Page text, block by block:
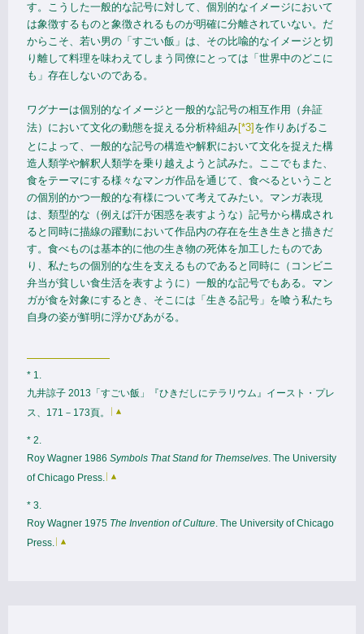
す。こうした一般的な記号に対して、個別的なイメージにおいて
は象徴するものと象徴されるものが明確に分離されていない。だ
からこそ、若い男の「すごい飯」は、その比喩的なイメージと切
り離して料理を味わえてしまう同僚にとっては「世界中のどこに
も」存在しないのである。
ワグナーは個別的なイメージと一般的な記号の相互作用（弁証
法）において文化の動態を捉える分析枠組み[*3] を作りあげるこ
とによって、一般的な記号の構造や解釈において文化を捉えた構
造人類学や解釈人類学を乗り越えようと試みた。ここでもまた、
食をテーマにする様々なマンガ作品を通じて、食べるということ
の個別的かつ一般的な有様について考えてみたい。マンガ表現
は、類型的な（例えば汗が困惑を表すような）記号から構成され
ると同時に描線の躍動において作品内の存在を生き生きと描きだ
す。食べものは基本的に他の生き物の死体を加工したものであ
り、私たちの個別的な生を支えるものであると同時に（コンビニ
弁当が貧しい食生活を表すように）一般的な記号でもある。マン
ガが食を対象にするとき、そこには「生きる記号」を喰う私たち
自身の姿が鮮明に浮かびあがる。
* 1.
九井諒子 2013「すごい飯」『ひきだしにテラリウム』イースト・プレ
ス、171－173頁。
* 2.
Roy Wagner 1986 Symbols That Stand for Themselves . The University
of Chicago Press.
* 3.
Roy Wagner 1975 The Invention of Culture . The University of Chicago
Press.